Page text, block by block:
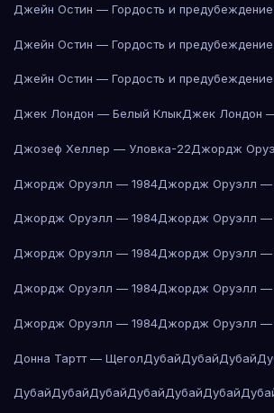
Джейн Остин — Гордость и предубеждение
Джейн Остин — Гордость и предубеждение
Джейн Остин — Гордость и предубеждение
Джек Лондон — Белый КлыкДжек Лондон
Джозеф Хеллер — Уловка-22Джордж
Джордж Оруэлл — 1984Джордж Оруэлл —
Джордж Оруэлл — 1984Джордж Оруэлл —
Джордж Оруэлл — 1984Джордж Оруэлл —
Джордж Оруэлл — 1984Джордж Оруэлл —
Джордж Оруэлл — 1984Джордж Оруэлл —
Донна Тартт — ЩеголДубайДубайДубай
ДубайДубайДубайДубайДубайДубай